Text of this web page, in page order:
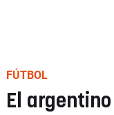
FÚTBOL
El